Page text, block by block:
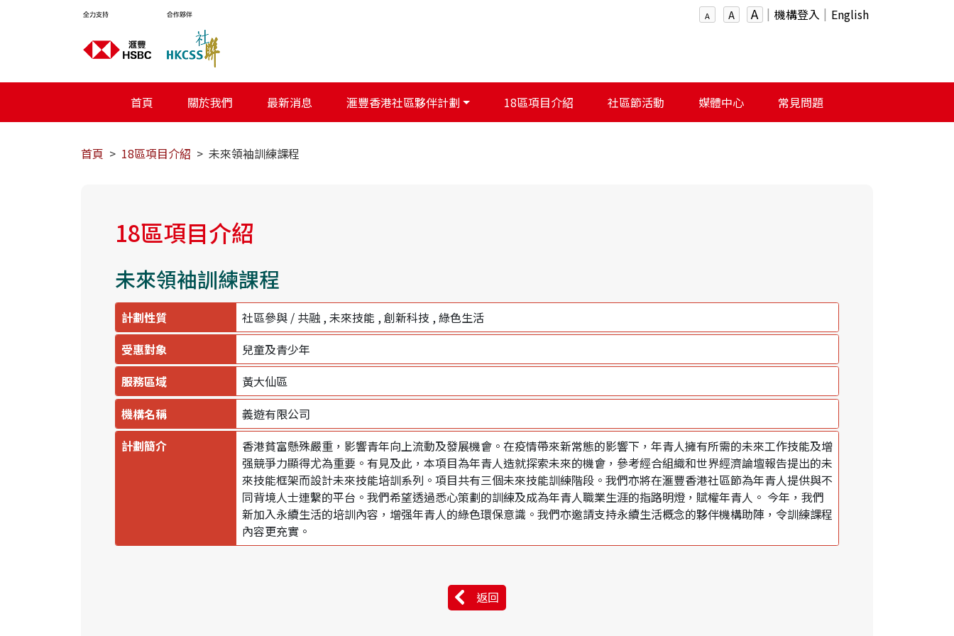
A A A 機構登入 English
首頁 關於我們 最新消息 滙豐香港社區夥伴計劃 18區項目介紹 社區節活動 媒體中心 常見問題
首頁 18區項目介紹 未來領袖訓練課程
18區項目介紹
未來領袖訓練課程
計劃性質 社區參與 / 共融 未來技能 創新科技 綠色生活
受惠對象
兒童及青少年
服務區域
黃大仙區
機構名稱
義遊有限公司
計劃簡介
香港貧富懸殊嚴重，影響青年向上流動及發展機會。在疫情帶來新常態的影響下，年青人擁有所需的未來工作技能及增
强競爭力顯得尤為重要。有見及此，本項目為年青人造就探索未來的機會，參考經合組織和世界經濟論壇報告提出的未
來技能框架而設計未來技能培訓系列。項目共有三個未來技能訓練階段。我們亦將在滙豐香港社區節為年青人提供與不
同背境人士連繫的平台。我們希望透過悉心策劃的訓練及成為年青人職業生涯的指路明燈，賦權年青人。 今年，我們
新加入永續生活的培訓內容，增强年青人的綠色環保意識。我們亦邀請支持永續生活概念的夥伴機構助陣，令訓練課程
內容更充實。
返回